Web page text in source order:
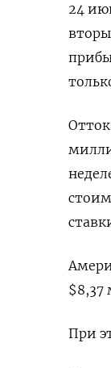
24
$8,37
При